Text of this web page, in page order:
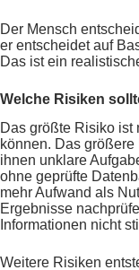
Der Mensch
er entscheidet auf
Das ist ein
Welche Risiken
Das größte Risiko ist
können. Das
ihnen unklare
ohne geprüfte
mehr Aufwand als
Ergebnisse
Informationen nicht
Weitere Risiken